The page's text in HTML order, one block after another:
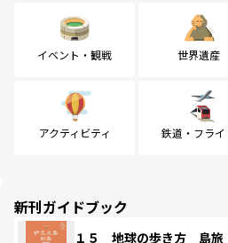
イベント・観戦 世界遺産
アクティビティ 鉄道・フライ
新刊ガイドブック
１５ 地球の歩き方 島